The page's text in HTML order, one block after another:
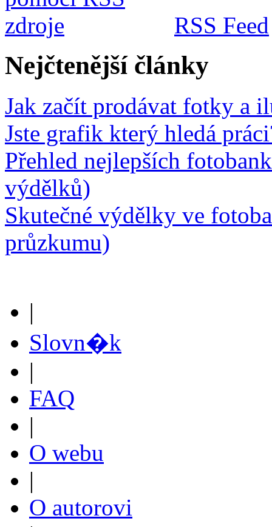
RSS Feed
Nejčtenější články
Jak začít prodávat fotky a
Jste grafik který hledá
Přehled nejlepších
výdělků)
Skutečné výdělky ve
průzkumu)
|
Slovn�k
|
FAQ
|
O webu
|
O autorovi